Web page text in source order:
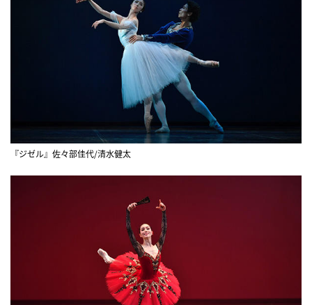
『ジゼル』佐々部佳代/清水健太